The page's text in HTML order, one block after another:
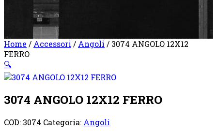
Home / Accessori / Angoli / 3074 ANGOLO 12X12
FERRO
🔍
3074 ANGOLO 12X12 FERRO
COD: 3074 Categoria: Angoli